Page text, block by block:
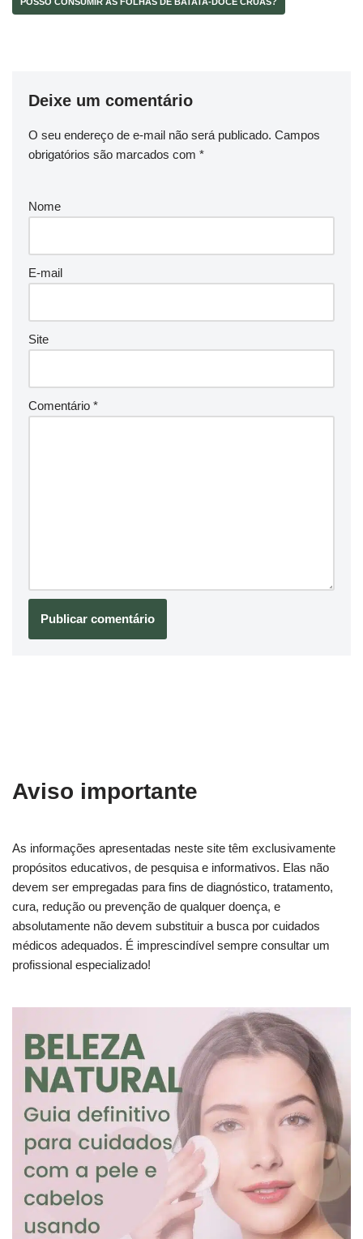
Deixe um comentário
O seu endereço de e-mail não será publicado. Campos
obrigatórios são marcados com *
Nome
E-mail
Site
Comentário *
Aviso importante
As informações apresentadas neste site têm exclusivamente
propósitos educativos, de pesquisa e informativos. Elas não
devem ser empregadas para fins de diagnóstico, tratamento,
cura, redução ou prevenção de qualquer doença, e
absolutamente não devem substituir a busca por cuidados
médicos adequados. É imprescindível sempre consultar um
profissional especializado!